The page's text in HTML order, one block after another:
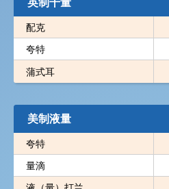
配克
夸特
蒲式耳
美制液量
夸特
量滴